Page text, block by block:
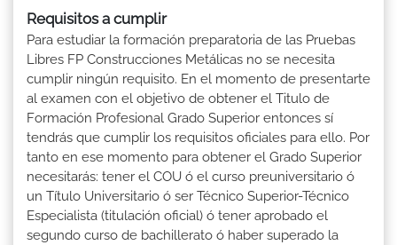
Requisitos a cumplir
Para estudiar la formación preparatoria de las Pruebas
Libres FP Construcciones Metálicas no se necesita
cumplir ningún requisito. En el momento de presentarte
al examen con el objetivo de obtener el Titulo de
Formación Profesional Grado Superior entonces sí
tendrás que cumplir los requisitos oficiales para ello. Por
tanto en ese momento para obtener el Grado Superior
necesitarás: tener el COU ó el curso preuniversitario ó
un Título Universitario ó ser Técnico Superior-Técnico
Especialista (titulación oficial) ó tener aprobado el
segundo curso de bachillerato ó haber superado la